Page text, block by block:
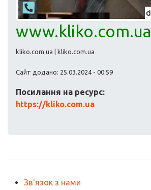
www.kliko.com.ua
kliko.com.ua | kliko.com.ua
Сайт додано: 25.03.2024 - 00:59
Посилання на ресурс:
https://kliko.com.ua
Зв'язок з нами